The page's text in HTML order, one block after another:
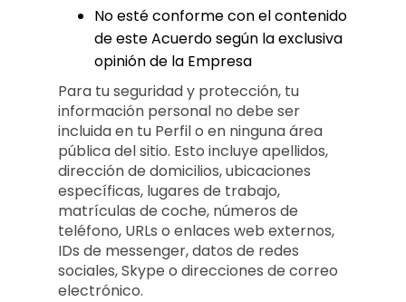
No esté conforme con el contenido
de este Acuerdo según la exclusiva
opinión de la Empresa
Para tu seguridad y protección, tu
información personal no debe ser
incluida en tu Perfil o en ninguna área
pública del sitio. Esto incluye apellidos,
dirección de domicilios, ubicaciones
específicas, lugares de trabajo,
matrículas de coche, números de
teléfono, URLs o enlaces web externos,
IDs de messenger, datos de redes
sociales, Skype o direcciones de correo
electrónico.